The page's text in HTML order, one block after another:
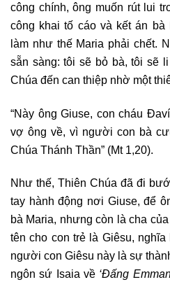
công chính, ông muốn rút lui
công khai tố cáo và kết án
làm như thế Maria phải chết.
sẵn sàng: tôi sẽ bỏ bà, tôi sẽ
Chúa đến can thiệp nhờ một
“Này ông Giuse, con cháu
vợ ông về, vì người con bà
Chúa Thánh Thần” (Mt 1,20).
Như thế, Thiên Chúa đã đi
tay hành động nơi Giuse, để
bà Maria, nhưng còn là cha
tên cho con trẻ là Giêsu,
người con Giêsu này là sự
ngôn sứ Isaia về ‘Đấng